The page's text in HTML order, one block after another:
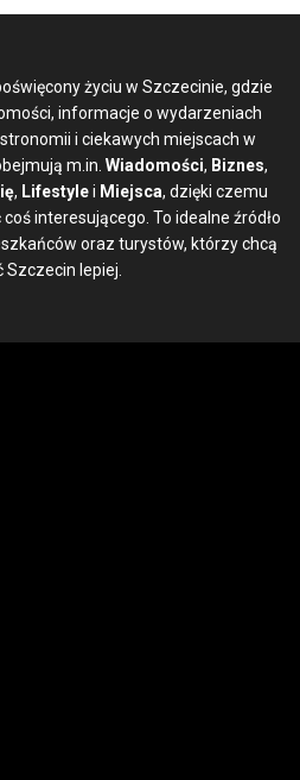
życiu w Szczecinie, gdzie
informacje o wydarzeniach
i ciekawych miejscach w
m.in. Wiadomości, Biznes,
, Lifestylei Miejsca, dzięki czemu
interesującego. To idealne źródło
oraz turystów, którzy chcą
Szczecin lepiej.